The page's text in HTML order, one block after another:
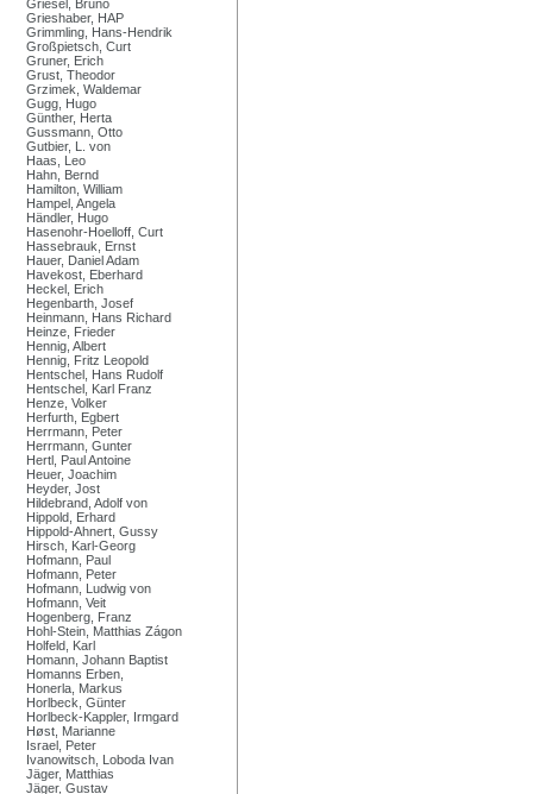
Griesel, Bruno
Grieshaber, HAP
Grimmling, Hans-Hendrik
Großpietsch, Curt
Gruner, Erich
Grust, Theodor
Grzimek, Waldemar
Gugg, Hugo
Günther, Herta
Gussmann, Otto
Gutbier, L. von
Haas, Leo
Hahn, Bernd
Hamilton, William
Hampel, Angela
Händler, Hugo
Hasenohr-Hoelloff, Curt
Hassebrauk, Ernst
Hauer, Daniel Adam
Havekost, Eberhard
Heckel, Erich
Hegenbarth, Josef
Heinmann, Hans Richard
Heinze, Frieder
Hennig, Albert
Hennig, Fritz Leopold
Hentschel, Hans Rudolf
Hentschel, Karl Franz
Henze, Volker
Herfurth, Egbert
Herrmann, Peter
Herrmann, Gunter
Hertl, Paul Antoine
Heuer, Joachim
Heyder, Jost
Hildebrand, Adolf von
Hippold, Erhard
Hippold-Ahnert, Gussy
Hirsch, Karl-Georg
Hofmann, Paul
Hofmann, Peter
Hofmann, Ludwig von
Hofmann, Veit
Hogenberg, Franz
Hohl-Stein, Matthias Zágon
Holfeld, Karl
Homann, Johann Baptist
Homanns Erben,
Honerla, Markus
Horlbeck, Günter
Horlbeck-Kappler, Irmgard
Høst, Marianne
Israel, Peter
Ivanowitsch, Loboda Ivan
Jäger, Matthias
Jäger, Gustav